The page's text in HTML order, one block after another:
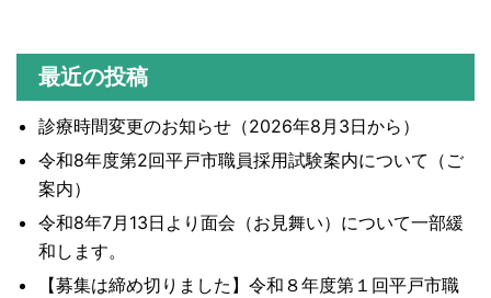
最近の投稿
診療時間変更のお知らせ（2026年8月3日から）
令和8年度第2回平戸市職員採用試験案内について（ご
案内）
令和8年7月13日より面会（お見舞い）について一部緩
和します。
【募集は締め切りました】令和８年度第１回平戸市職